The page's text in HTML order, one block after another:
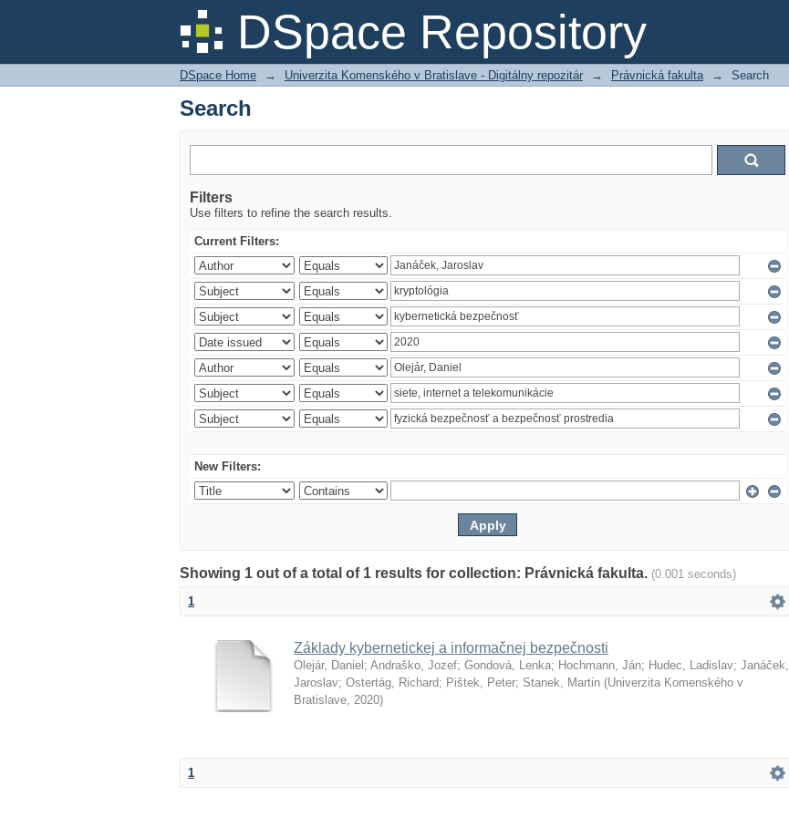
DSpace Repository
Search
DSpace Home → Univerzita Komenského v Bratislave - Digitálny repozitár → Právnická fakulta → Search
Search
Filters
Use filters to refine the search results.
Current Filters:
New Filters:
Showing 1 out of a total of 1 results for collection: Právnická fakulta. (0.001 seconds)
1
Základy kybernetickej a informačnej bezpečnosti
Olejár, Daniel ; Andraško, Jozef; Gondová, Lenka; Hochmann, Ján; Hudec, Ladislav; Janáček,
Jaroslav; Ostertág, Richard; Pištek, Peter; Stanek, Martin (Univerzita Komenského v
Bratislave, 2020)
1